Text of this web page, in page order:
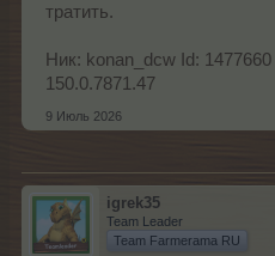
тратить.
Ник: konan_dcw Id:
150.0.7871.47
9 Июль 2026
igrek35
Team Leader
Team Farmerama RU